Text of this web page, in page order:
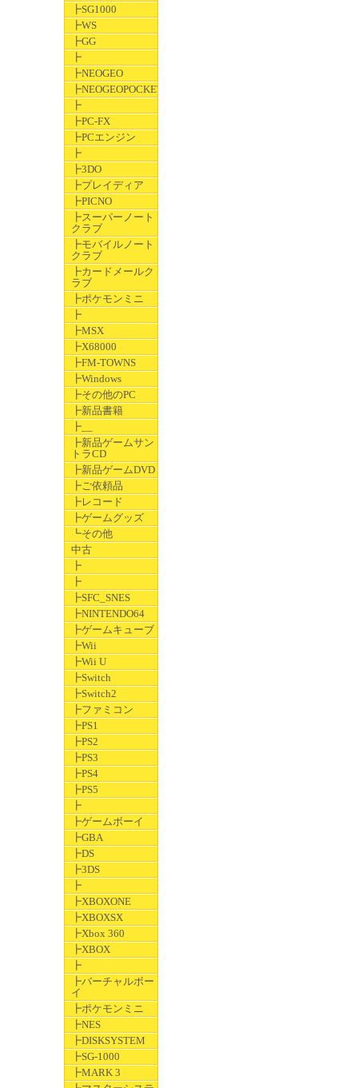
┣SG1000
┣WS
┣GG
┣
┣NEOGEO
┣NEOGEOPOCKET
┣
┣PC-FX
┣PCエンジン
┣
┣3DO
┣プレイディア
┣PICNO
┣スーパーノート
クラブ
┣モバイルノート
クラブ
┣カードメールク
ラブ
┣ポケモンミニ
┣
┣MSX
┣X68000
┣FM-TOWNS
┣Windows
┣その他のPC
┣新品書籍
┣__
┣新品ゲームサン
トラCD
┣新品ゲームDVD
┣ご依頼品
┣レコード
┣ゲームグッズ
┗その他
中古
┣
┣
┣SFC_SNES
┣NINTENDO64
┣ゲームキューブ
┣Wii
┣Wii U
┣Switch
┣Switch2
┣ファミコン
┣PS1
┣PS2
┣PS3
┣PS4
┣PS5
┣
┣ゲームボーイ
┣GBA
┣DS
┣3DS
┣
┣XBOXONE
┣XBOXSX
┣Xbox 360
┣XBOX
┣
┣バーチャルボー
イ
┣ポケモンミニ
┣NES
┣DISKSYSTEM
┣SG-1000
┣MARK 3